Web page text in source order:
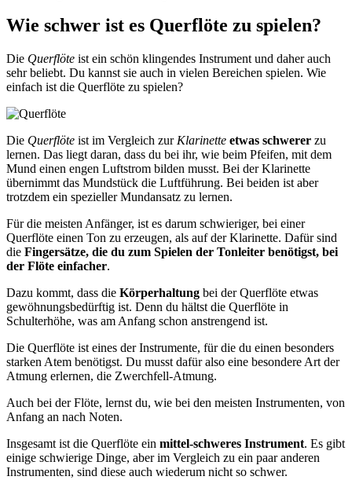
Wie schwer ist es Querflöte zu spielen?
Die Querflöte ist ein schön klingendes Instrument und daher auch
sehr beliebt. Du kannst sie auch in vielen Bereichen spielen. Wie
einfach ist die Querflöte zu spielen?
Die Querflöte ist im Vergleich zur Klarinette etwas schwerer zu
lernen. Das liegt daran, dass du bei ihr, wie beim Pfeifen, mit dem
Mund einen engen Luftstrom bilden musst. Bei der Klarinette
übernimmt das Mundstück die Luftführung. Bei beiden ist aber
trotzdem ein spezieller Mundansatz zu lernen.
Für die meisten Anfänger, ist es darum schwieriger, bei einer
Querflöte einen Ton zu erzeugen, als auf der Klarinette. Dafür sind
die Fingersätze, die du zum Spielen der Tonleiter benötigst, bei
der Flöte einfacher.
Dazu kommt, dass die Körperhaltung bei der Querflöte etwas
gewöhnungsbedürftig ist. Denn du hältst die Querflöte in
Schulterhöhe, was am Anfang schon anstrengend ist.
Die Querflöte ist eines der Instrumente, für die du einen besonders
starken Atem benötigst. Du musst dafür also eine besondere Art der
Atmung erlernen, die Zwerchfell-Atmung.
Auch bei der Flöte, lernst du, wie bei den meisten Instrumenten, von
Anfang an nach Noten.
Insgesamt ist die Querflöte ein mittel-schweres Instrument. Es gibt
einige schwierige Dinge, aber im Vergleich zu ein paar anderen
Instrumenten, sind diese auch wiederum nicht so schwer.